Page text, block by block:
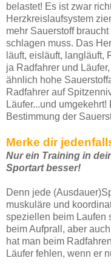
belastet! Es ist zwar
Herzkreislaufsystem
mehr Sauerstoff
schlagen muss. Das
läuft, eisläuft, langläuft,
ja Radfahrer und
ähnlich hohe
Radfahrer auf
Läufer...und
Bestimmung der
Merke dir
Nur ein Training in
Sportart besser!
Denn jede
muskuläre und
speziellen beim Laufen
beim Aufprall, aber
hat man beim
Läufer fehlen, wenn er